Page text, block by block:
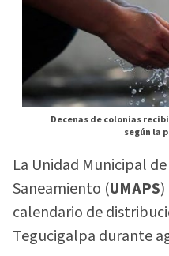
Decenas de colonias
según la
La Unidad Municipal
Saneamiento (UMAPS
calendario de
Tegucigalpa durante